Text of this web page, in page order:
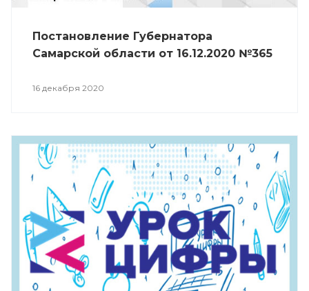
Постановление Губернатора
Самарской области от 16.12.2020 №365
16 декабря 2020